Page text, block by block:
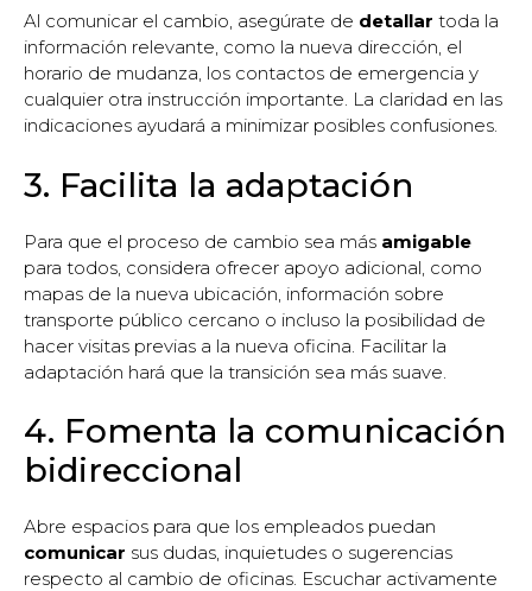
Al comunicar el cambio, asegúrate de detallar toda la
información relevante, como la nueva dirección, el
horario de mudanza, los contactos de emergencia y
cualquier otra instrucción importante. La claridad en las
indicaciones ayudará a minimizar posibles confusiones.
3. Facilita la adaptación
Para que el proceso de cambio sea más amigable
para todos, considera ofrecer apoyo adicional, como
mapas de la nueva ubicación, información sobre
transporte público cercano o incluso la posibilidad de
hacer visitas previas a la nueva oficina. Facilitar la
adaptación hará que la transición sea más suave.
4. Fomenta la comunicación
bidireccional
Abre espacios para que los empleados puedan
comunicar sus dudas, inquietudes o sugerencias
respecto al cambio de oficinas. Escuchar activamente